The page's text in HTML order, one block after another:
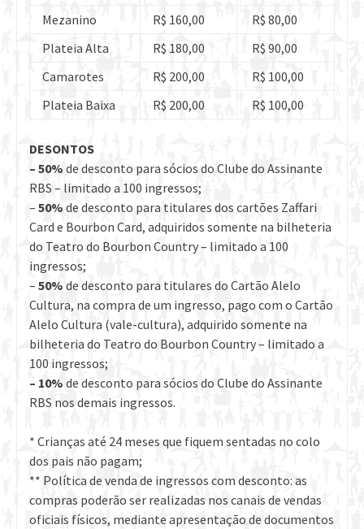
Mezanino
R$ 160,00
R$ 80,00
Plateia Alta
R$ 180,00
R$ 90,00
Camarotes
R$ 200,00
R$ 100,00
Plateia Baixa
R$ 200,00 R$ 100,00
DESONTOS
– 50% de desconto para sócios do Clube do Assinante
RBS – limitado a 100 ingressos;
– 50% de desconto para titulares dos cartões Zaffari
Card e Bourbon Card, adquiridos somente na bilheteria
do Teatro do Bourbon Country – limitado a 100
ingressos;
– 50% de desconto para titulares do Cartão Alelo
Cultura, na compra de um ingresso, pago com o Cartão
Alelo Cultura (vale-cultura), adquirido somente na
bilheteria do Teatro do Bourbon Country – limitado a
100 ingressos;
– 10% de desconto para sócios do Clube do Assinante
RBS nos demais ingressos.
* Crianças até 24 meses que fiquem sentadas no colo
dos pais não pagam;
** Política de venda de ingressos com desconto: as
compras poderão ser realizadas nos canais de vendas
oficiais físicos, mediante apresentação de documentos